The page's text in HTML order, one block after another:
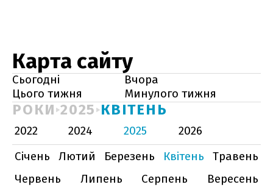
Карта сайту
Сьогодні
Вчора
Цього тижня
Минулого тижня
РОКИ 2025 КВІТЕНЬ
2022 2024 2025
2026
Січень
Лютий Березень Квітень
Травень
Червень
Липень Серпень
Вересень